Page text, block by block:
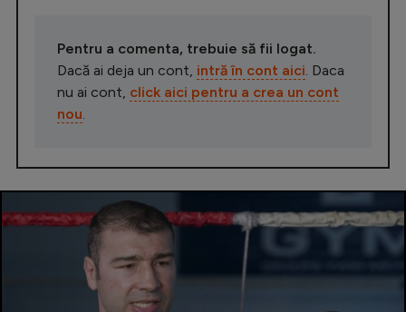
Pentru a comenta, trebuie să fii logat.
Dacă ai deja un cont, intră în cont aici . Daca
nu ai cont, click aici pentru a crea un cont
nou